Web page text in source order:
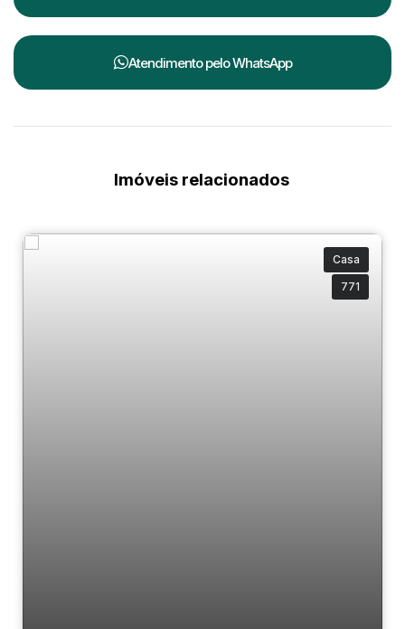
Atendimento peloWhatsApp
Imóveis relacionados
Casa
771